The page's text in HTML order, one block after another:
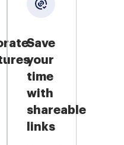
Save
your
time
with
shareable
links